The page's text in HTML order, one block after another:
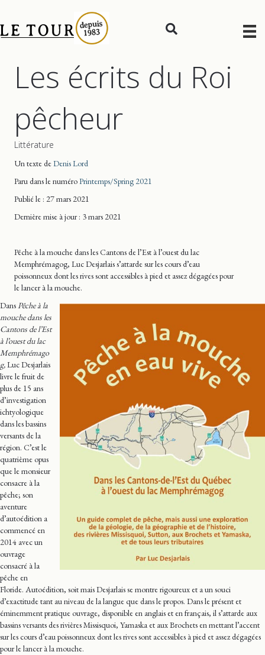
Les écrits du Roi
pêcheur
Littérature
Un texte deDenis Lord
Paru dans le numéroPrintemps/Spring 2021
Publié le : 27 mars 2021
Dernière mise à jour: 3 mars 2021
Pêche à la mouche dans les Cantons de l’Est à l’ouest du lac
Memphrémagog, Luc Desjarlais s’attarde sur les cours d’eau
poissonneux dont les rives sont accessibles à pied et assez dégagées pour
le lancer à la mouche.
DansPêche à la
mouche dans les
Cantons de l’Est
à l’ouest du lac
Memphrémago
g,Luc Desjarlais
livre le fruit de
plus de 15 ans
d’investigation
ichtyologique
dans les bassins
versants de la
région. C’est le
quatrième opus
que le monsieur
consacre à la
pêche; son
aventure
d’autoédition a
commencé en
2014 avec un
ouvrage
consacré à la
pêche en
Floride. Autoédition, soit mais Desjarlais se montre rigoureux et a un souci
d’exactitude tant au niveau de la langue que dans le propos. Dans le présent et
éminemment pratique ouvrage, disponible en anglais et en français, il s’attarde aux
bassins versants des rivières Missisquoi, Yamaska et aux Brochets en mettant l’accent
sur les cours d’eau poissonneux dont les rives sont accessibles à pied et assez dégagées
pour le lancer à la mouche.